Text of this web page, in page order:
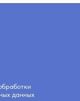
данных